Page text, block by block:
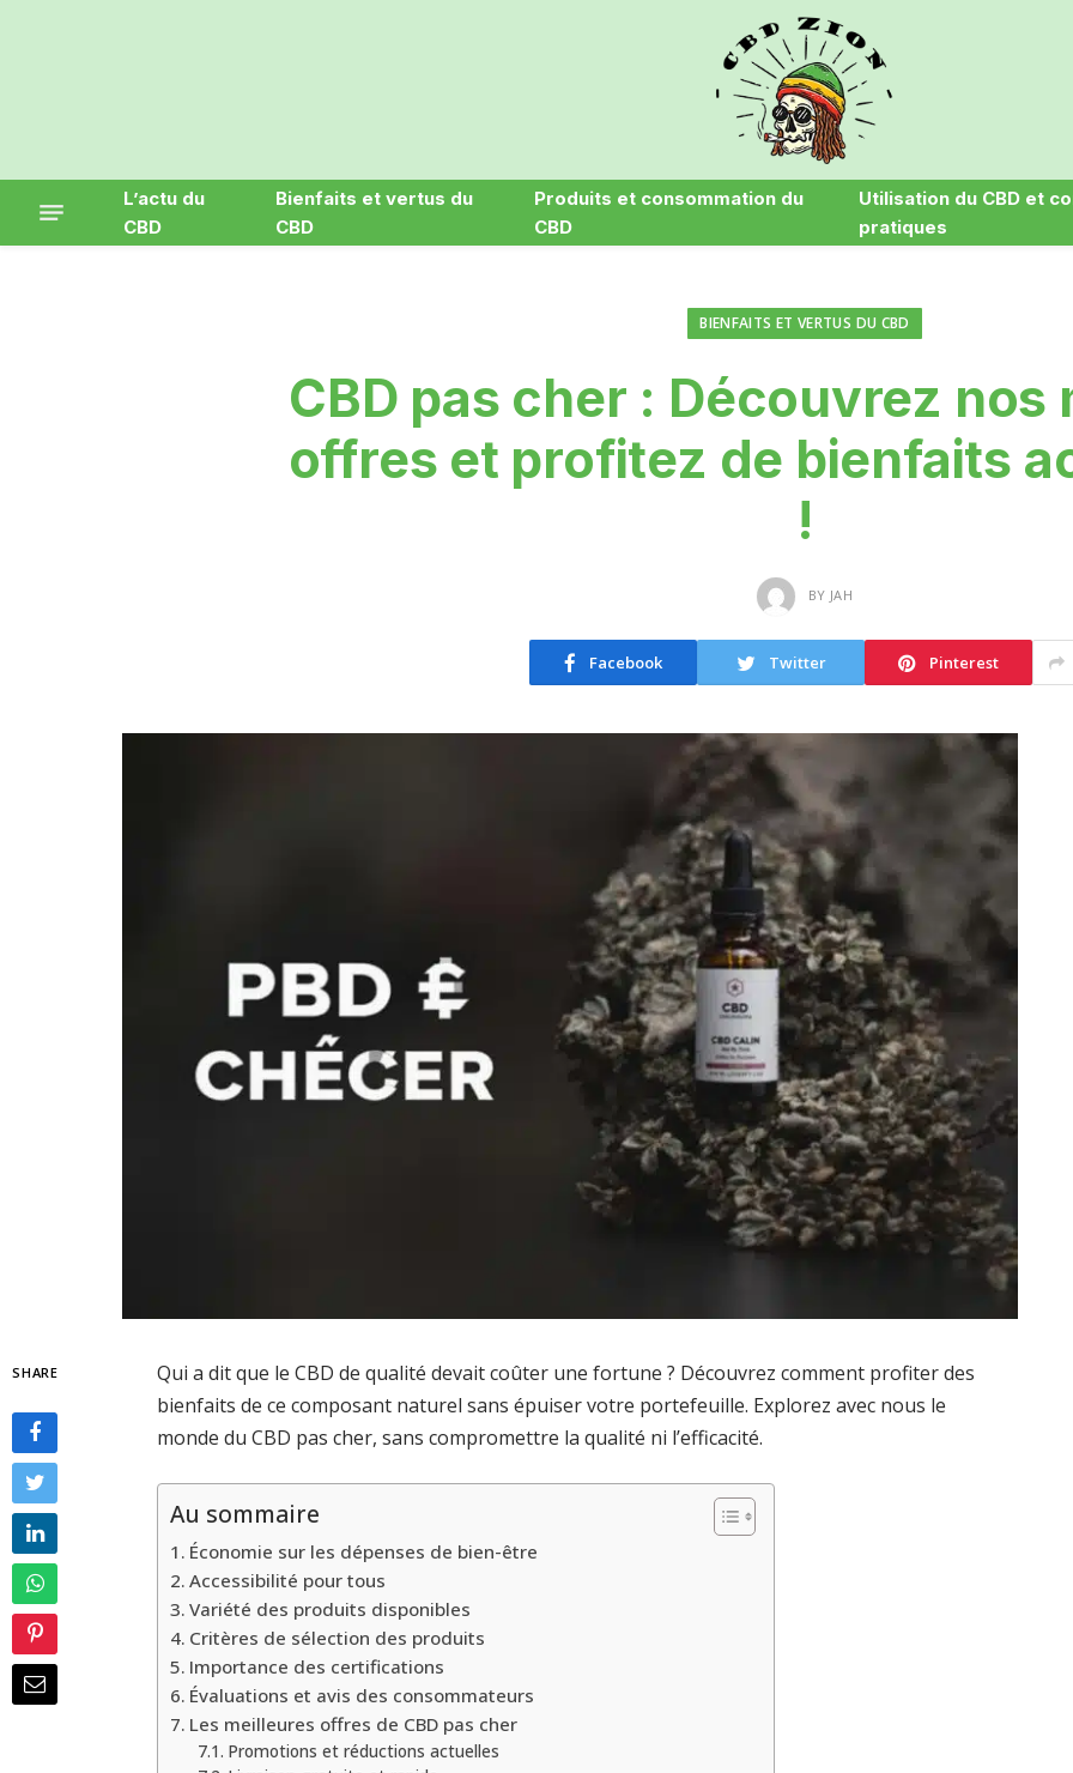
L’actu du
CBD
Bienfaits et vertus du
CBD
Produits et consommation du
CBD
Utilisation du CBD et
pratiques
BIENFAITS ET VERTUS DU CBD
CBD pas cher : Découvrez nos
offres et profitez de bienfaits
!
BY JAH
Facebook Twitter Pinterest
SHARE
Qui a dit que le CBD de qualité devait coûter une fortune ? Découvrez comment profiter des
bienfaits de ce composant naturel sans épuiser votre portefeuille. Explorez avec nous le
monde du CBD pas cher, sans compromettre la qualité ni l’efficacité.
Au sommaire
Économie sur les dépenses de bien-être
Accessibilité pour tous
Variété des produits disponibles
Critères de sélection des produits
Importance des certifications
Évaluations et avis des consommateurs
Les meilleures offres de CBD pas cher
Promotions et réductions actuelles